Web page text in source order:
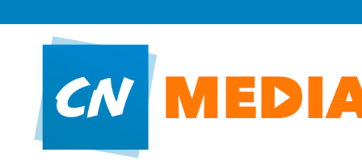
CN MÉDIA
Une vie nouvelle en JESUS !
Accueil